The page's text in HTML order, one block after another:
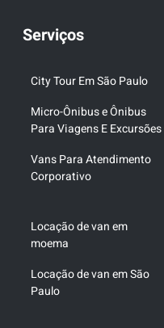
Serviços
City Tour Em São Paulo
Micro-Ônibus e Ônibus
Para Viagens E Excursões
Vans Para Atendimento
Corporativo
Locação de van em
moema
Locação de van em São
Paulo